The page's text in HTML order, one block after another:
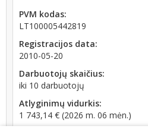
PVM kodas:
LT100005442819
Registracijos data:
2010-05-20
Darbuotojų skaičius:
iki 10 darbuotojų
Atlyginimų vidurkis:
1 743,14 € (2026 m. 06 mėn.)